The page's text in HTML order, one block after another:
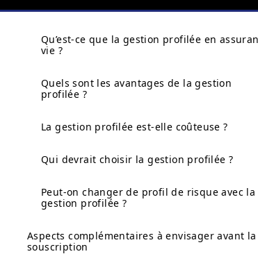
Qu’est-ce que la gestion profilée en
vie ?
Quels sont les avantages de la gestion
profilée ?
La gestion profilée est-elle coûteuse ?
Qui devrait choisir la gestion profilée ?
Peut-on changer de profil de risque avec la
gestion profilée ?
Aspects complémentaires à envisager avant la
souscription